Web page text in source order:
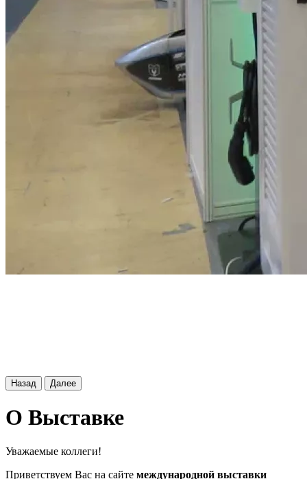
Назад Далее
О Выставке
Уважаемые коллеги!
Приветствуем Вас на сайте международной выставки